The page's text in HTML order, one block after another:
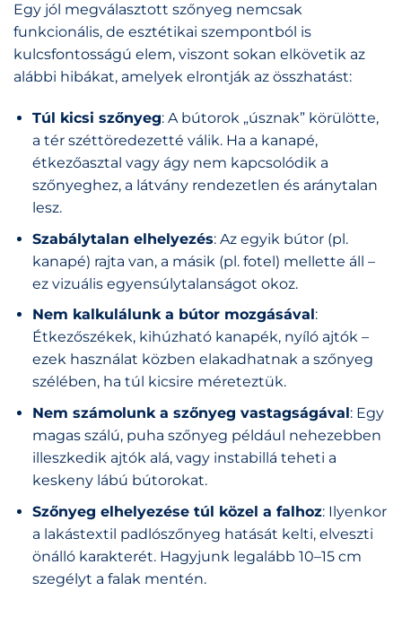
Egy jól megválasztott szőnyeg nemcsak
funkcionális, de esztétikai szempontból is
kulcsfontosságú elem, viszont sokan elkövetik az
alábbi hibákat, amelyek elrontják az összhatást:
Túl kicsi szőnyeg: A bútorok „úsznak” körülötte,
a tér széttöredezetté válik. Ha a kanapé,
étkezőasztal vagy ágy nem kapcsolódik a
szőnyeghez, a látvány rendezetlen és aránytalan
lesz.
Szabálytalan elhelyezés: Az egyik bútor (pl.
kanapé) rajta van, a másik (pl. fotel) mellette áll –
ez vizuális egyensúlytalanságot okoz.
Nem kalkulálunk a bútor mozgásával:
Étkezőszékek, kihúzható kanapék, nyíló ajtók –
ezek használat közben elakadhatnak a szőnyeg
szélében, ha túl kicsire méreteztük.
Nem számolunk a szőnyeg vastagságával: Egy
magas szálú, puha szőnyeg például nehezebben
illeszkedik ajtók alá, vagy instabillá teheti a
keskeny lábú bútorokat.
Szőnyeg elhelyezése túl közel a falhoz: Ilyenkor
a lakástextil padlószőnyeg hatását kelti, elveszti
önálló karakterét. Hagyjunk legalább 10–15 cm
szegélyt a falak mentén.